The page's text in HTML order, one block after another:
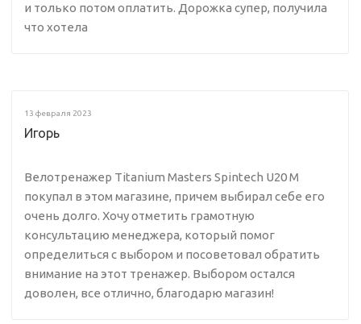
и только потом оплатить. Дорожка супер, получила
что хотела
13 февраля 2023
Игорь
Велотренажер Titanium Masters Spintech U20 M
покупал в этом магазине, причем выбирал себе его
очень долго. Хочу отметить грамотную
консультацию менеджера, который помог
определиться с выбором и посоветовал обратить
внимание на этот тренажер. Выбором остался
доволен, все отлично, благодарю магазин!